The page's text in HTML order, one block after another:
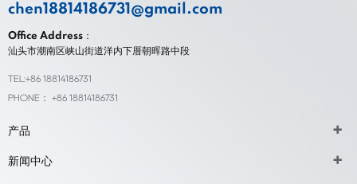
chen18814186731@gmail.com
Office Address：
汕头市潮南区峡山街道洋内下厝朝晖路中段
TEL:+86 18814186731
PHONE： +86 18814186731
产品
新闻中心